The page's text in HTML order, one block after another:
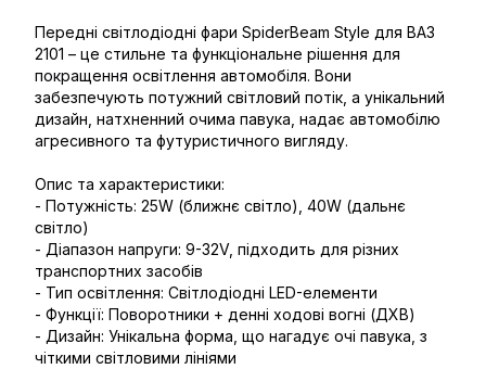
Передні світлодіодні фари SpiderBeam Style для ВАЗ
2101 – це стильне та функціональне рішення для
покращення освітлення автомобіля. Вони
забезпечують потужний світловий потік, а унікальний
дизайн, натхненний очима павука, надає автомобілю
агресивного та футуристичного вигляду.
Опис та характеристики:
- Потужність: 25W (ближнє світло), 40W (дальнє
світло)
- Діапазон напруги: 9-32V, підходить для різних
транспортних засобів
- Тип освітлення: Світлодіодні LED-елементи
- Функції: Поворотники + денні ходові вогні (ДХВ)
- Дизайн: Унікальна форма, що нагадує очі павука, з
чіткими світловими лініями